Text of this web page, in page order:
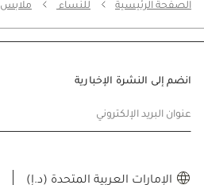
الصفحة الرئيسية للنساء ملابس
انضم إلى النشرة الإخبارية
عنوان البريد الإلكتروني
الإمارات العربية المتحدة (د.إ)